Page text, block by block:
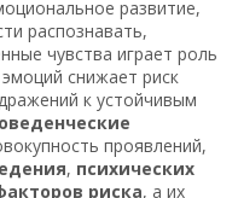
развитие,
распознавать,
чувства играет роль
снижает риск
к устойчивым
проявлений,
, психических
риска, а их